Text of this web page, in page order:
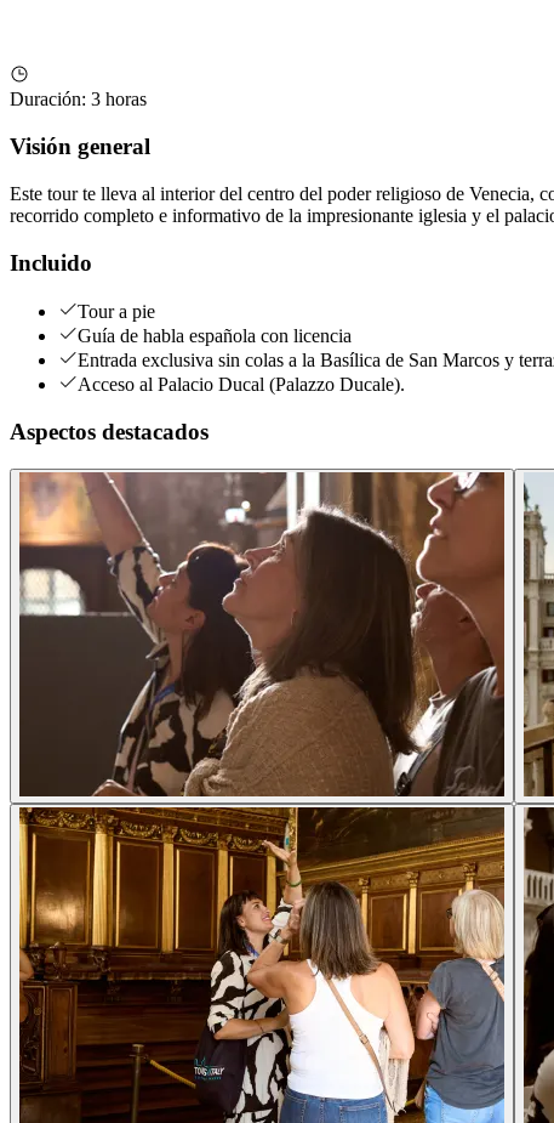
Duración: 3 horas
Visión general
Este tour te lleva al interior del centro del poder religioso de Venecia,
recorrido completo e informativo de la impresionante iglesia y el
Incluido
Tour a pie
Guía de habla española con licencia
Entrada exclusiva sin colas a la Basílica de San Marcos y
Acceso al Palacio Ducal (Palazzo Ducale).
Aspectos destacados